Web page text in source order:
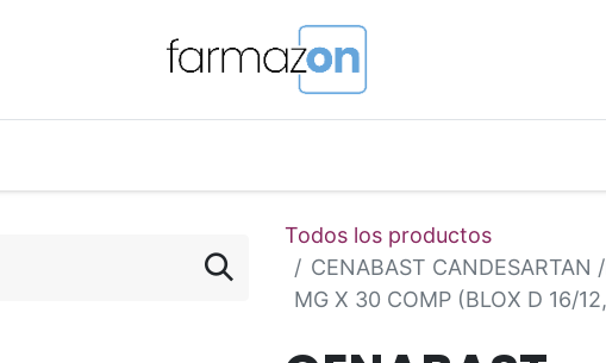
Todos los productos
CENABAST CANDESARTAN
MG X 30 COMP (BLOX D 16/